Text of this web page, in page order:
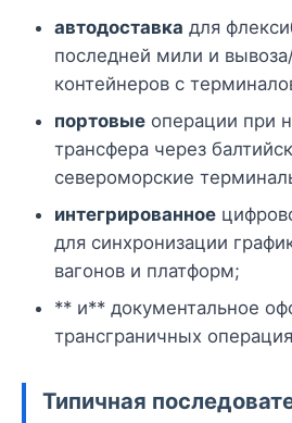
автодоставка для
последней мили и
контейнеров с
портовые операции при
трансфера через
североморские
интегрированное
для синхронизации
вагонов и платформ;
** и** документальное
трансграничных
Типичная